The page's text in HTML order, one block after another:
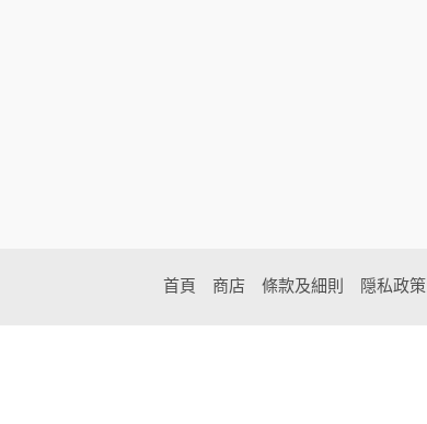
首頁 商店 條款及細則 隠私政策